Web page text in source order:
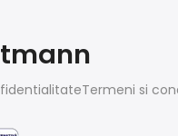
Termeni si